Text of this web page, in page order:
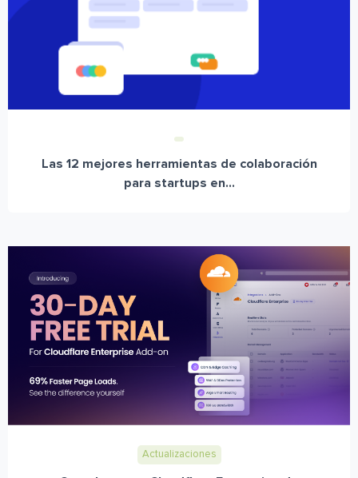
Las 12 mejores herramientas de colaboración
para startups en...
Actualizaciones